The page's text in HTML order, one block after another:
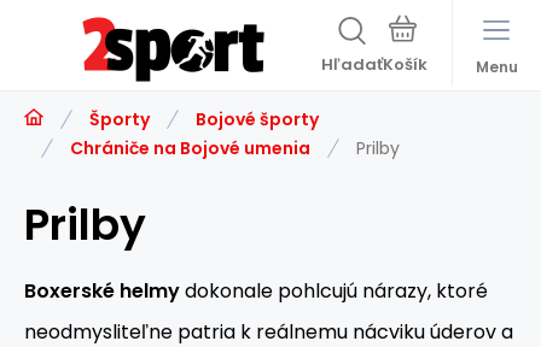
Hľadať Menu
Športy
Bojové športy
Chrániče na Bojové umenia
Prilby
Prilby
Boxerské helmydokonale pohlcujú nárazy, ktoré
neodmysliteľne patria k reálnemu nácviku úderov a